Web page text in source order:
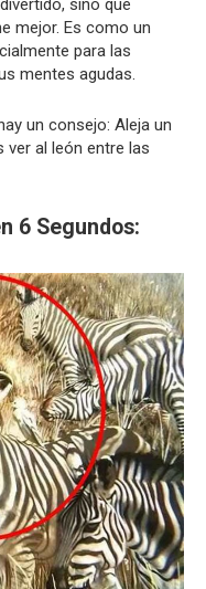
sino que
mejor. Es como un
para las
mentes agudas.
un consejo: Aleja un
ver al león entre las
6 Segundos: